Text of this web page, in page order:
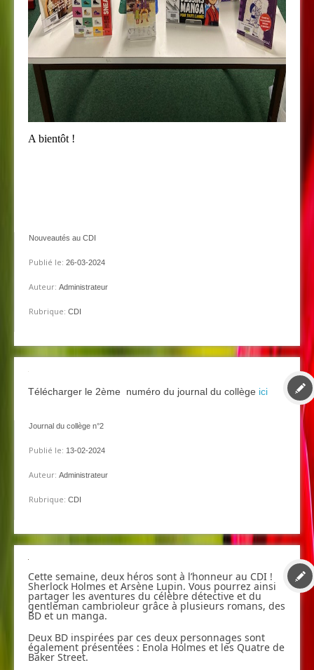
A bientôt !
Nouveautés au CDI
Publié le: 26-03-2024
Auteur: Administrateur
Rubrique: CDI
Télécharger le 2ème numéro du journal du collège ici
Journal du collège n°2
Publié le: 13-02-2024
Auteur: Administrateur
Rubrique: CDI
Cette semaine, deux héros sont à l’honneur au CDI !
Sherlock Holmes et Arsène Lupin. Vous pourrez ainsi
partager les aventures du célèbre détective et du
gentleman cambrioleur grâce à plusieurs romans, des
BD et un manga.
Deux BD inspirées par ces deux personnages sont
également présentées : Enola Holmes et les Quatre de
Baker Street.